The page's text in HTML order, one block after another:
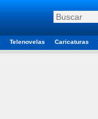
Telenovelas Caricaturas